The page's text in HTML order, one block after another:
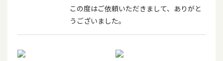
この度はご依頼いただきまして、ありがと
うございました。